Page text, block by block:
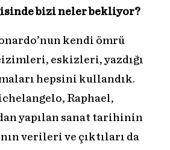
bizi neler bekliyor?
kendi ömrü
eskizleri, yazdığı
hepsini kullandık.
Raphael,
yapılan sanat tarihinin
verileri ve çıktıları da